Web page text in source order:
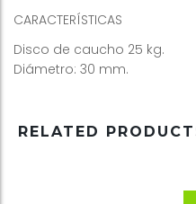
CARACTERÍSTICAS
Disco de caucho 25 kg.
Diámetro: 30 mm.
RELATED